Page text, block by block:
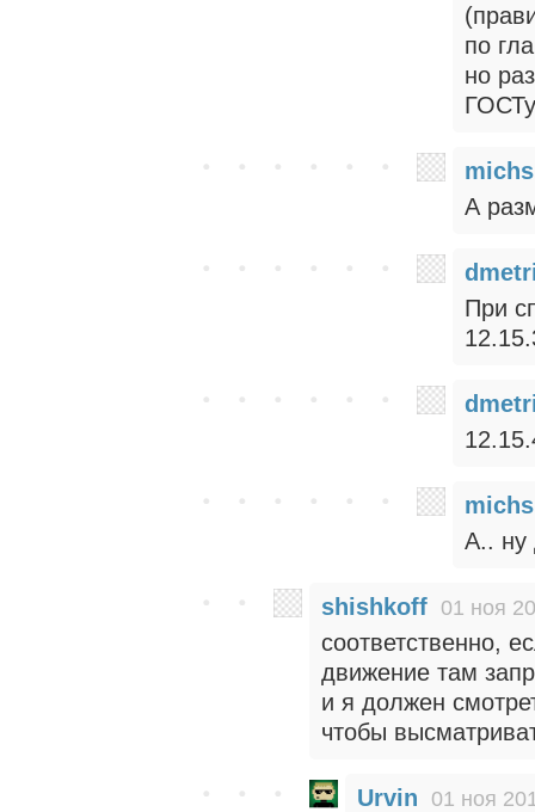
по
но
А
При
А.. ну
shishkoff 01 ноя
соответственно,
движение там
и я должен
чтобы
Urvin 01 ноя